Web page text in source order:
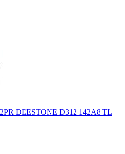
DEESTONE D312 142A8 TL